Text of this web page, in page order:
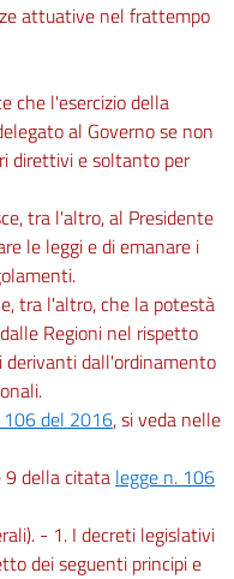
E FINALI
attuative nel frattempo
che l'esercizio della
al Governo se non
direttivi e soltanto per
tra l'altro, al Presidente
le leggi e di emanare i
tra l'altro, che la potestà
Regioni nel rispetto
derivanti dall'ordinamento
del 2016, si veda nelle
9 della citata legge n. 106
- 1. I decreti legislativi
dei seguenti principi e